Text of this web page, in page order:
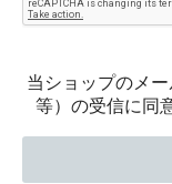
当ショップのメ
等）の受信に同